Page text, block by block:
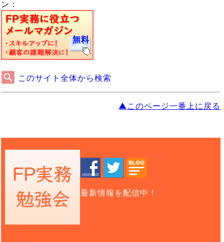
ン：
このサイト全体から検索
▲このページ一番上に戻る
最新情報を配信中！